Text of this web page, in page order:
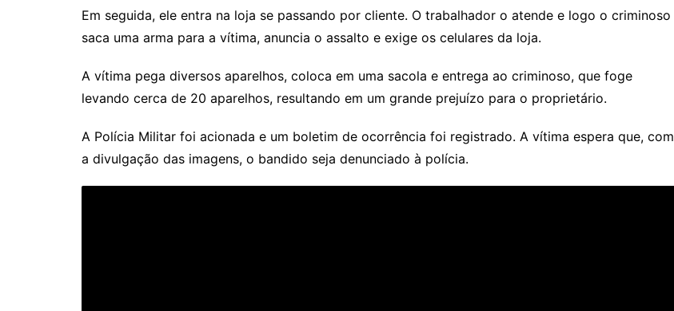
Em seguida, ele entra na loja se passando por cliente. O trabalhador o atende e logo o criminoso
saca uma arma para a vítima, anuncia o assalto e exige os celulares da loja.
A vítima pega diversos aparelhos, coloca em uma sacola e entrega ao criminoso, que foge
levando cerca de 20 aparelhos, resultando em um grande prejuízo para o proprietário.
A Polícia Militar foi acionada e um boletim de ocorrência foi registrado. A vítima espera que, com
a divulgação das imagens, o bandido seja denunciado à polícia.